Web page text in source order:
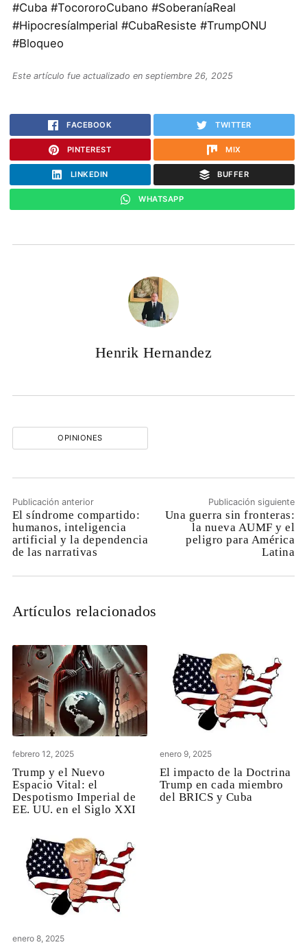
#Cuba #TocororoCubano #SoberaníaReal
#HipocresíaImperial #CubaResiste #TrumpONU
#Bloqueo
Este artículo fue actualizado en septiembre 26, 2025
FACEBOOK TWITTER
PINTEREST MIX
LINKEDIN BUFFER
WHATSAPP
Henrik Hernandez
OPINIONES
Publicación anterior
El síndrome compartido:
humanos, inteligencia
artificial y la dependencia
de las narrativas
Publicación siguiente
Una guerra sin fronteras:
la nueva AUMF y el
peligro para América
Latina
Artículos relacionados
febrero 12, 2025
Trump y el Nuevo
Espacio Vital: el
Despotismo Imperial de
EE. UU. en el Siglo XXI
enero 9, 2025
El impacto de la Doctrina
Trump en cada miembro
del BRICS y Cuba
enero 8, 2025